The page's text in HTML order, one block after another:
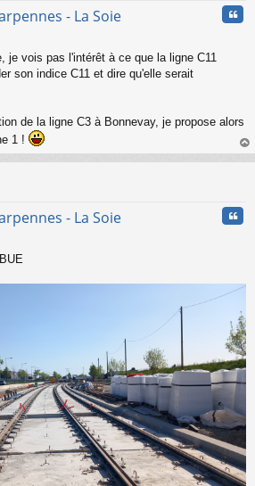
- La Soie
je vois pas l'intérêt à ce que la ligne C11
son indice C11 et dire qu'elle serait
de la ligne C3 à Bonnevay, je propose alors
1 !
au
- La Soie